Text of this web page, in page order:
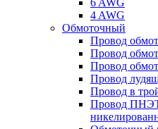
6 AWG
4 AWG
Обмоточный
Провод
Провод
Провод
Провод
Провод в
Провод